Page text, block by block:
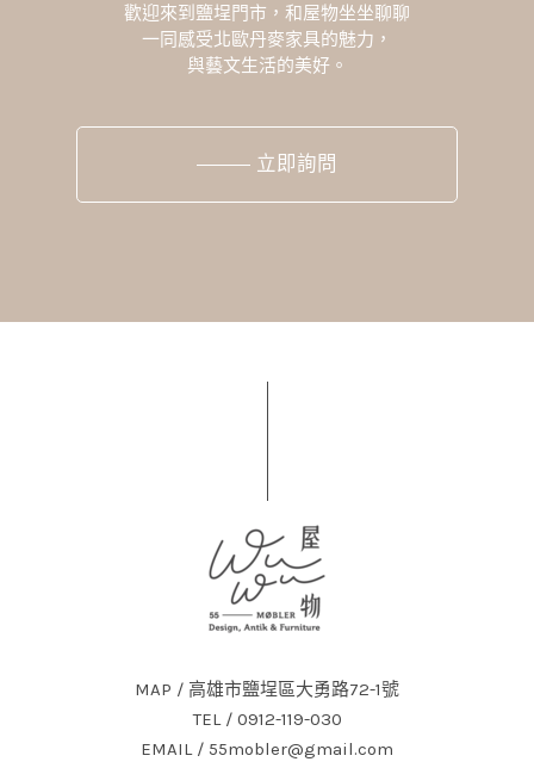
歡迎來到鹽埕門市，和屋物坐坐聊聊
一同感受北歐丹麥家具的魅力，
與藝文生活的美好。
立即詢問
MAP / 高雄市鹽埕區大勇路72-1號
TEL / 0912-119-030
EMAIL / 55mobler@gmail.com